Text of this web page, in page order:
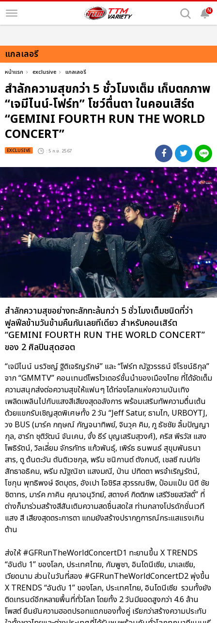
N
แกลเลอรี
หน้าแรก exclusive แกลเลอรี
สำลักความสุขกว่า 5 ชั่วโมงเต็ม เก็บตกภาพ
“เจมีไนน์-โฟร์ท” โชว์ตื่นตา ในคอนเสิร์ต
“GEMINI FOURTH RUN THE WORLD
CONCERT”
EXCLUSIVE : 5 ก.ย. 2567
สำลักความสุขอย่างทะลักทะล้นกว่า 5 ชั่วโมงเต็มชนิดที่ว่า
ฟูลฟีลข้ามวันข้ามคืนกันเลยทีเดียว สำหรับคอนเสิร์ต
“GEMINI FOURTH RUN THE WORLD CONCERT”
ของ 2 ศิลปินสุดฮอต
“เจมีไนน์ นรวิชญ์ ฐิติเจริญรักษ์” และ “โฟร์ท ณัฐวรรธน์ จิโรชน์ธิกุล”
จาก “GMMTV” คอนเทนต์โพรไวเดอร์ชั้นนำของเมืองไทย ที่ได้จัดเต็ม
ความสนุกส่งต่อความสุขให้แฟนๆ ได้ท่องโลกแห่งความบันเทิง
เพลิดเพลินไปกับแสงสีเสียงสุดอลังการ พร้อมเสริมทัพความตื่นเต้น
ด้วยแขกรับเชิญสุดพิเศษทั้ง 2 วัน “Jeff Satur, ธามไท, URBOYTJ,
วง BUS (มาร์ค กฤษณ์ กัญจนาทิพย์, จินวุค คิม, ภู ธัชชัย ลิ้มปัญญา
กุล, ฮาร์ท ชุติวัฒน์ จันเคน, จั๋ง ธีร์ บุญเสริมสุวงศ์), คริส พีรวัส แสง
โพธิรัตน์, วิลเลี่ยม จักรภัทร แก้วพันธุ์, เพิร์ธ ธนพนธ์ สุขุมพันธนา
สาร, ตู ต้นตะวัน ตันติเวชกุล, พรีม ชนิกานต์ ตังกบดี, เชลซี ณปภัช
สัทธาอธิคม, พรีม ณัฐณิชา แสงมณี, ป่าน ปทิตตา พรจำเริญรัตน์,
โชกุน พุทธิพงษ์ จิตบุตร, อังเปา โอชิริส สุวรรณชีพ, ป๋อมแป๋ม นิติ ชัย
ชิตาทร, มาร์ค ภาคิน คุณาอนุวิทย์, สตางค์ กิตติภพ เสรีวิชยสวัสดิ์” ที่
ต่างก็มาร่วมสร้างสีสันเติมความสดชื่นสดใส ท่ามกลางโปรดักชั่นเวที
แสง สี เสียงสุดตระการตา แถมยังสร้างปรากฎการณ์กระแสแรงเกิน
ต้าน
ส่งให้ #GFRunTheWorldConcertD1 ทะยานขึ้น X TRENDS
“อันดับ 1” ของโลก, ประเทศไทย, กัมพูชา, อินโดนีเซีย, มาเลเซีย,
เวียดนาม ส่วนในวันที่สอง #GFRunTheWorldConcertD2 พุ่งขึ้น
X TRENDS “อันดับ 1” ของโลก, ประเทศไทย, อินโดนีเซีย รวมทั้งยัง
ติดเทรนด์อีกหลายพื้นที่ทั่วโลก โดยทั้ง 2 วันมียอดสูงกว่า 4.6 ล้าน
โพสต์ ยืนยันความฮอตปรอทแตกของทั้งคู่ เรียกว่าสร้างความประทับ